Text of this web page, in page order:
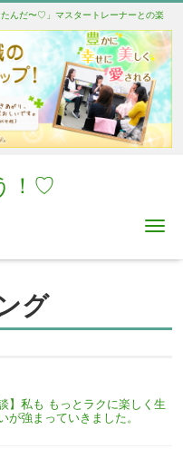
んだ〜♡」マスタートレーナーとの楽
！♡
グ
】私も もっとラクに楽しく生
が強まっていきました。